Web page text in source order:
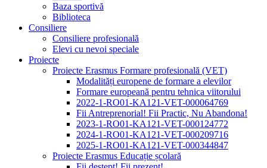
Baza sportivă
Biblioteca
Consiliere
Consiliere profesională
Elevi cu nevoi speciale
Proiecte
Proiecte Erasmus Formare profesională (VET)
Modalități europene de formare a elevilor
Formare europeană pentru tehnica viitorului
2022-1-RO01-KA121-VET-000064769
Fii Antreprenorial! Fii Practic, Nu Abandona!
2023-1-RO01-KA121-VET-000124772
2024-1-RO01-KA121-VET-000209716
2025-1-RO01-KA121-VET-000344847
Proiecte Erasmus Educație școlară